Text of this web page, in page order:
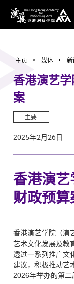
香港演艺学院
主页 媒体
香港演艺
案
主要
2025年2月26日
香港演
财政预算
香港演艺学院（演
艺术文化发展及教
透过一系列推广文
建议，积极推动艺
2026年举办的第二